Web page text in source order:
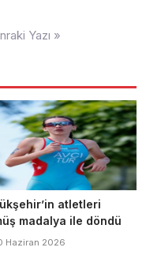
Yazı »
atletleri
madalya ile döndü
Haziran 2026